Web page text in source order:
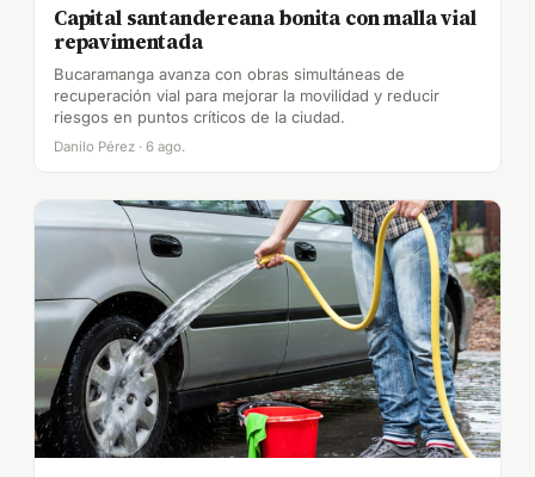
Capital santandereana bonita con malla vial
repavimentada
Bucaramanga avanza con obras simultáneas de
recuperación vial para mejorar la movilidad y reducir
riesgos en puntos críticos de la ciudad.
Danilo Pérez · 6 ago.